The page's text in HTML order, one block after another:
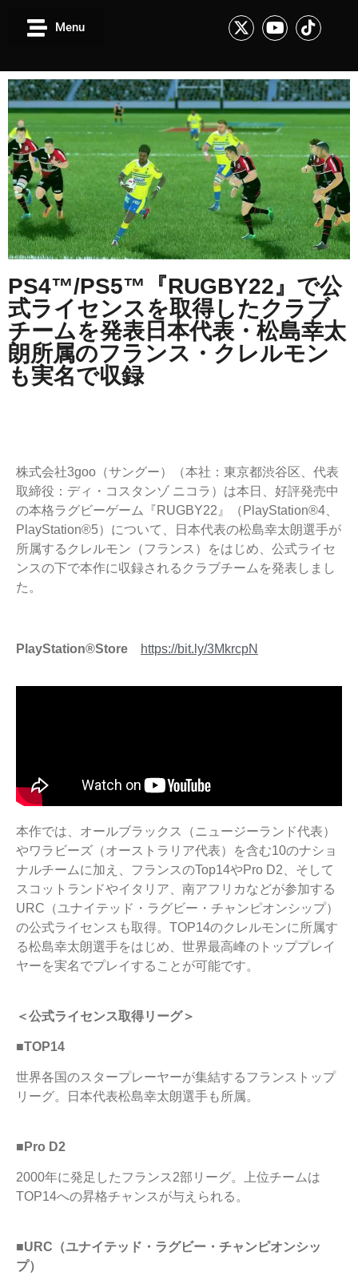
Menu
PS4™/PS5™『RUGBY22』で公
式ライセンスを取得したクラブ
チームを発表日本代表・松島幸太
朗所属のフランス・クレルモン
も実名で収録
株式会社3goo（サングー）（本社：東京都渋谷区、代表
取締役：ディ・コスタンゾ ニコラ）は本日、好評発売中
の本格ラグビーゲーム『RUGBY22』（PlayStation®4、
PlayStation®5）について、日本代表の松島幸太朗選手が
所属するクレルモン（フランス）をはじめ、公式ライセ
ンスの下で本作に収録されるクラブチームを発表しまし
た。
PlayStation®Store https://bit.ly/3MkrcpN
本作では、オールブラックス（ニュージーランド代表）
やワラビーズ（オーストラリア代表）を含む10のナショ
ナルチームに加え、フランスのTop14やPro D2、そして
スコットランドやイタリア、南アフリカなどが参加する
URC（ユナイテッド・ラグビー・チャンピオンシップ）
の公式ライセンスも取得。TOP14のクレルモンに所属す
る松島幸太朗選手をはじめ、世界最高峰のトッププレイ
ヤーを実名でプレイすることが可能です。
＜公式ライセンス取得リーグ＞
■TOP14
世界各国のスタープレーヤーが集結するフランストップ
リーグ。日本代表松島幸太朗選手も所属。
■Pro D2
2000年に発足したフランス2部リーグ。上位チームは
TOP14への昇格チャンスが与えられる。
■URC（ユナイテッド・ラグビー・チャンピオンシッ
プ）